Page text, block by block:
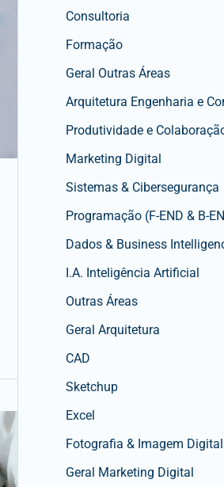
Consultoria
Formação
Geral Outras Áreas
Arquitetura Engenharia e
Produtividade e
Marketing Digital
Sistemas & Cibersegurança
Programação (F-END & B-
Dados & Business
I.A. Inteligência Artificial
Outras Áreas
Geral Arquitetura
CAD
Sketchup
Excel
Fotografia & Imagem Digital
Geral Marketing Digital